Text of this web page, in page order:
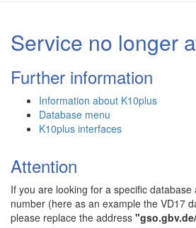
Service no longer
Further information
Information about K10plus
Database menu
K10plus interfaces
Attention
If you are looking for a specific
number (here as an example the VD17
please replace the address